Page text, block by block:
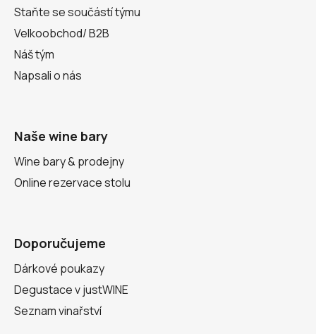
Staňte se součástí týmu
Velkoobchod/ B2B
Náš tým
Napsali o nás
Naše wine bary
Wine bary & prodejny
Online rezervace stolu
Doporučujeme
Dárkové poukazy
Degustace v justWINE
Seznam vinařství